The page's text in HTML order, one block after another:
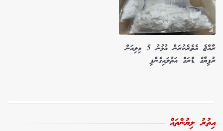
ރާއްޖެ އެތެރެކުރަން އުޅުނު 5 މިލިއަން
ރުފިޔާގެ ޑްރަގް އަތުލައިގެންފި
އިތުރު ލިޔުންތައް